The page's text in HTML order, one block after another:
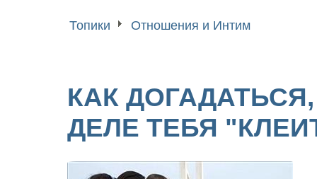
Топики Отношения и Интим
КАК
ДЕЛЕ ТЕБЯ